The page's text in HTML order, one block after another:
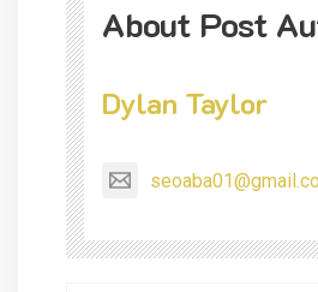
About Post
Dylan Taylor